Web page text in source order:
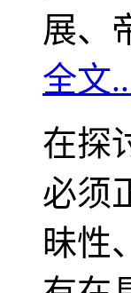
展、
全文
在探
必须
昧性